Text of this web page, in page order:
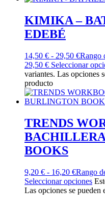
KIMIKA –
EDEBÉ
14,50 € - 29,50 €Rango
29,50 € Seleccionar
variantes. Las opciones
producto
TRENDS
BOOKS
9,20 € - 16,20 €Rango
Seleccionar opciones
Las opciones se